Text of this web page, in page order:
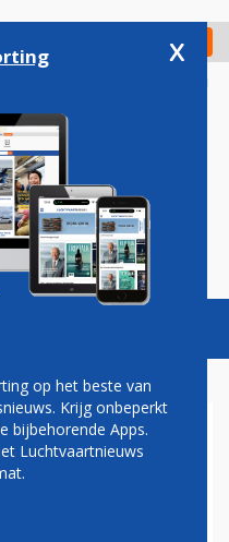
Check in
Vacatures
LAAT
x
op het beste van
Krijg onbeperkt
bijbehorende Apps.
Luchtvaartnieuws